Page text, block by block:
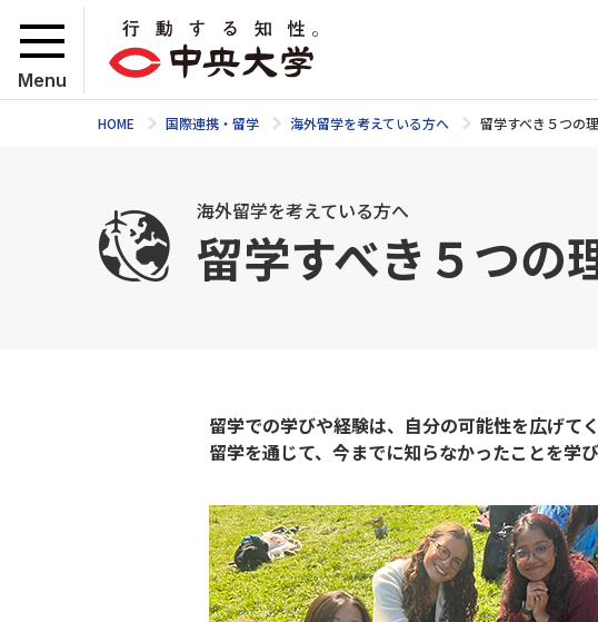
Menu
HOME 国際連携・留学 海外留学を考えている方へ 留学すべき５つの
海外留学を考えている方へ
留学すべき５つの
留学での学びや経験は、自分の可能性を広げて
留学を通じて、今までに知らなかったことを学